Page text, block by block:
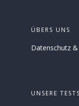
ÜBERS UNS
Datenschutz &
UNSERE TESTS